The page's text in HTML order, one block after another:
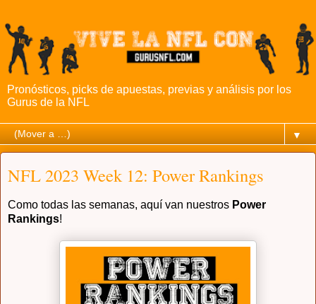
Pronósticos, picks de apuestas, previas y análisis por los
Gurus de la NFL
▼
NFL 2023 Week 12: Power Rankings
Como todas las semanas, aquí van nuestros Power
Rankings!